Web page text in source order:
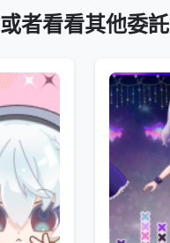
或者看看其他委託